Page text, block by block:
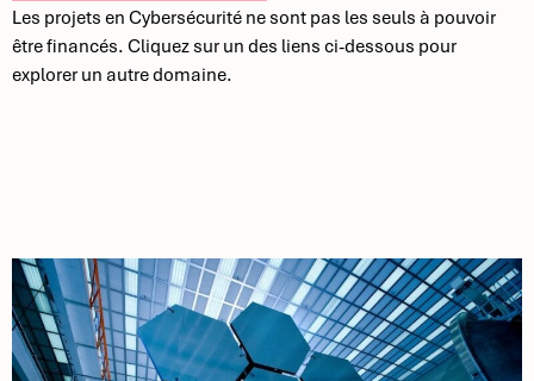
Les projets en Cybersécurité ne sont pas les seuls à pouvoir
être financés. Cliquez sur un des liens ci-dessous pour
explorer un autre domaine.